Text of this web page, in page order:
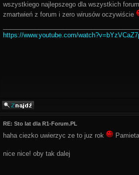
wszystkiego najlepszego dla wszystkich
zmartwień z forum i zero wirusów oczywiście
https://www.youtube.com/
RE: Sto lat dla R1-Forum.PL
haha ciezko uwierzyc ze to juz rok
nice nice! oby tak dalej